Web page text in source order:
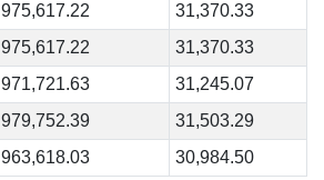
975,617.22
31,370.33
975,617.22
31,370.33
971,721.63
31,245.07
979,752.39
31,503.29
963,618.03 30,984.50